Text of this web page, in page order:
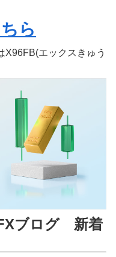
ら
X96FB(エックスきゅう
ブログ 新着